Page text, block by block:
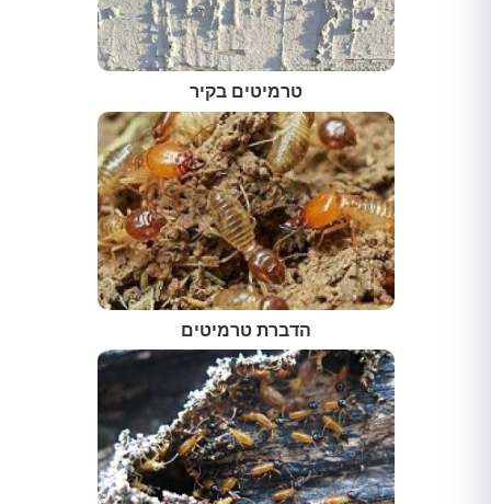
טרמיטים בקיר
הדברת טרמיטים